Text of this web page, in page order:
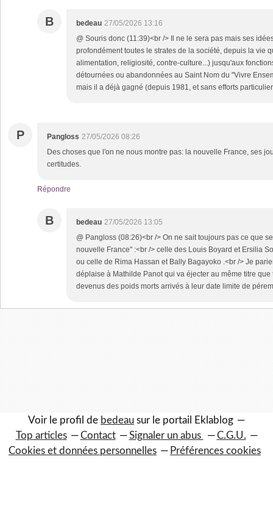
B bedeau 27/05/2026 13:16
@ Souris donc (11:39)<br /> Il ne le sera pas mais ses
profondément toutes le strates de la société, depuis la vie
alimentation, religiosité, contre-culture...) jusqu'aux
détournées ou abandonnées au Saint Nom du "Vivre
mais il a déjà gagné (depuis 1981, et sans efforts
P Pangloss 27/05/2026 08:26
Des choses que l'on ne nous montre pas: la nouvelle France, ses
certitudes.
Répondre
B bedeau 27/05/2026 13:05
@ Pangloss (08:26)<br /> On ne sait toujours pas ce que
nouvelle France" :<br /> celle des Louis Boyard et Ersilia
ou celle de Rima Hassan et Bally Bagayoko .<br /> Je
déplaise à Mathilde Panot qui va éjecter au même titre
devenus des poids morts arrivés à leur date limite de
Voir le profil de bedeau sur le portail Eklablog
Top articles
Contact Signaler un abus
C.G.U.
Cookies et données personnelles
Préférences cookies